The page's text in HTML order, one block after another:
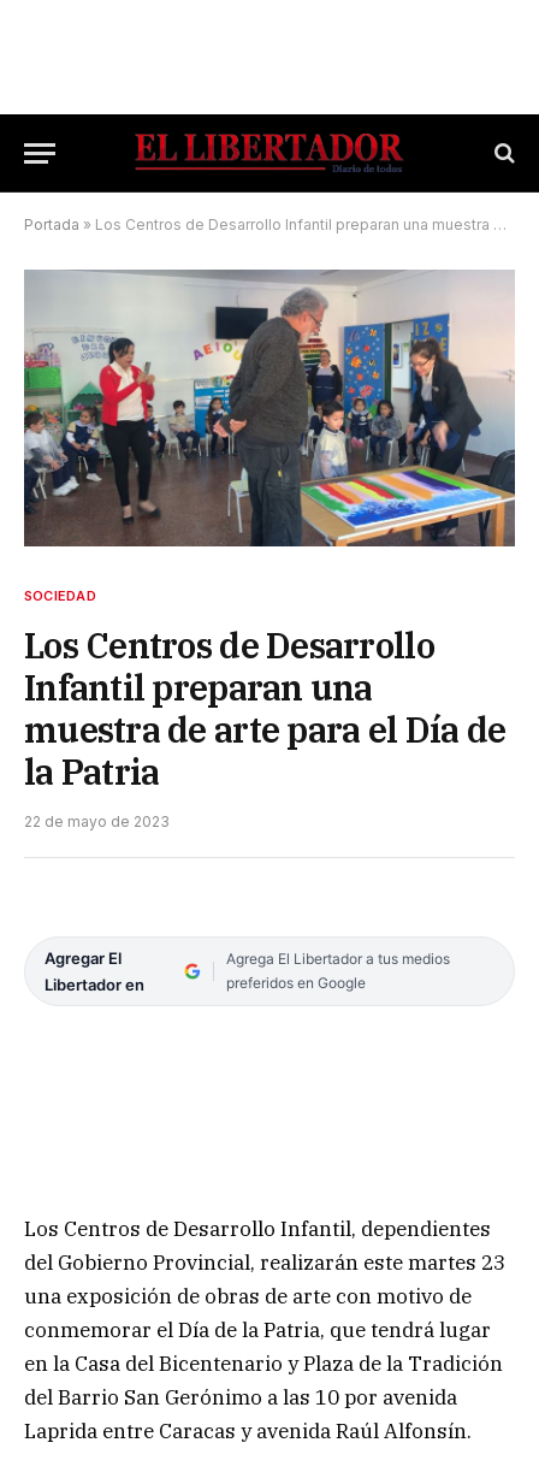
Portada » Los Centros de Desarrollo Infantil preparan una muestra de arte para el Día de la Patria
SOCIEDAD
Los Centros de Desarrollo
Infantil preparan una
muestra de arte para el Día de
la Patria
22 de mayo de 2023
Agregar El
Libertador en
Agrega El Libertador a tus medios
preferidos en Google
Los Centros de Desarrollo Infantil, dependientes
del Gobierno Provincial, realizarán este martes 23
una exposición de obras de arte con motivo de
conmemorar el Día de la Patria, que tendrá lugar
en la Casa del Bicentenario y Plaza de la Tradición
del Barrio San Gerónimo a las 10 por avenida
Laprida entre Caracas y avenida Raúl Alfonsín.